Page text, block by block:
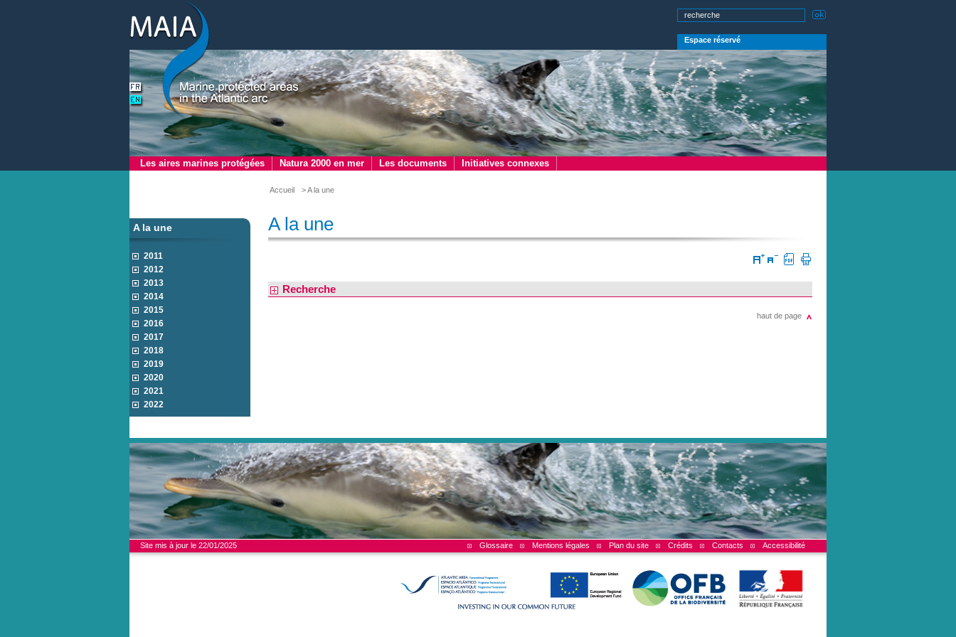
Espace réservé
Les aires marines protégées Natura 2000 en mer Les documents Initiatives connexes
Accueil > A la une
A la une
2011
2012
2013
2014
2015
2016
2017
2018
2019
2020
2021
2022
A la une
Recherche
haut de page
Glossaire Mentions légales Plan du site Crédits Contacts Accessibilité
Site mis à jour le 22/01/2025